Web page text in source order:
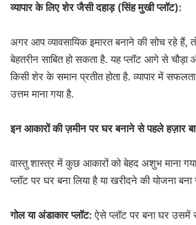
व्यापार के लिए शेर जैसी दहाड़ (सिंह मुखी प्लॉट):
अगर आप व्यावसायिक इमारत बनाने की सोच रहे हैं,
बेहतरीन साबित हो सकता है. यह प्लॉट आगे से चौड़ा
किसी शेर के समान प्रतीत होता है. व्यापार में
उत्तम माना गया है.
इन आकारों की ज़मीन पर घर बनाने से पहले हज़ार
वास्तु शास्त्र में कुछ आकारों को बेहद अशुभ माना
प्लॉट पर घर बना लिया है या खरीदने की योजना बना
गोल या अंडाकार प्लॉट:ऐसे प्लॉट पर बना घर उसमें